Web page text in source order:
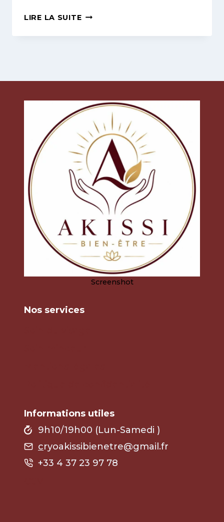
LIRE LA SUITE“FROID,
ET
CRYOLIPOLYSE
FILTRE
LES
FEMMES
RÉELLES”
Screenshot
Nos services
Informations utiles
9h10/19h00 (Lun-Samedi )
cryoakissibienetre@gmail.fr
+33 4 37 23 97 78